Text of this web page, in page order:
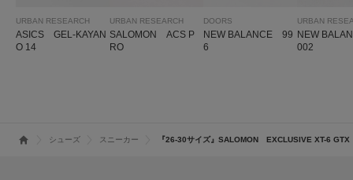
URBAN RESEARCH
ASICS GEL-KAYAN
O 14
URBAN RESEARCH
SALOMON ACS P
RO
DOORS
NEW BALANCE 99
6
URBAN
NEW
002
シューズ スニーカー 『26-30サイズ』SALOMON EXCLUSIVE XT-6 GTX